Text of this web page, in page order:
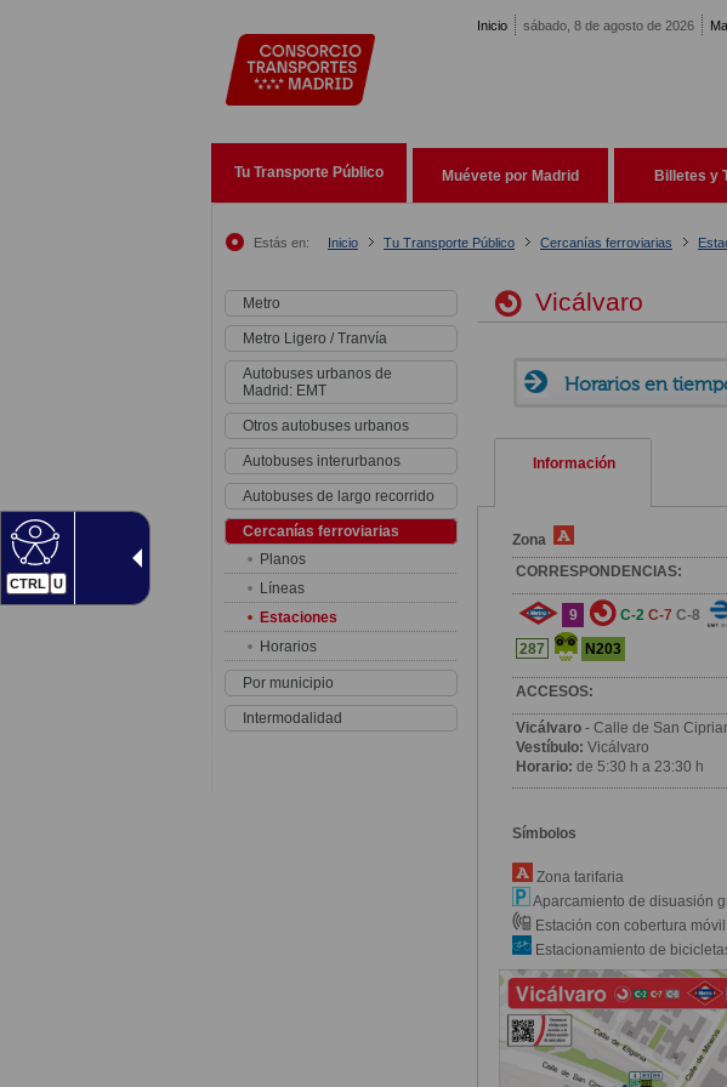
CTRL U
Inicio sábado, 8 de agosto de 2026
Tu Transporte Público Muévete por Madrid Billetes y
Estás en: Inicio Tu Transporte Público Cercanías ferroviarias
Metro
Metro Ligero / Tranvía
Autobuses urbanos de
Madrid: EMT
Otros autobuses urbanos
Autobuses interurbanos
Autobuses de largo recorrido
Cercanías ferroviarias
Planos
Líneas
Estaciones
Horarios
Por municipio
Intermodalidad
Vicálvaro
Horarios en
Información
Zona
CORRESPONDENCIAS:
9 C-2 C-7 C-8
287
N203
ACCESOS:
Vicálvaro - Calle de San
Vestíbulo: Vicálvaro
Horario: de 5:30 h a 23:30 h
Símbolos
Zona tarifaria
Aparcamiento de disuasión
Estación con cobertura móvil
Estacionamiento de